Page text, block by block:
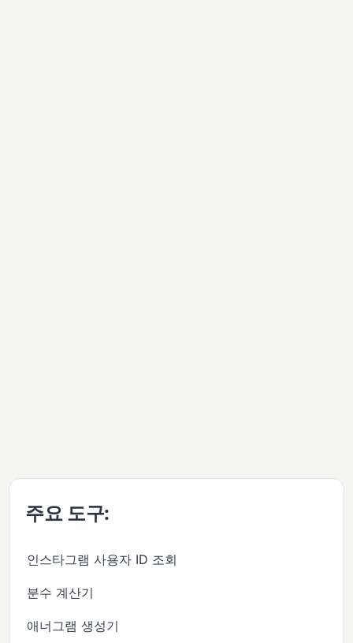
주요 도구:
인스타그램 사용자 ID 조회
분수 계산기
애너그램 생성기